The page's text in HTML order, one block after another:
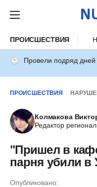
ПРОИСШЕСТВИЯ
Провели подряд
ПРОИСШЕСТВИЯ
Колмакова
Редактор
"Пришел в
парня убили в
Опубликовано: